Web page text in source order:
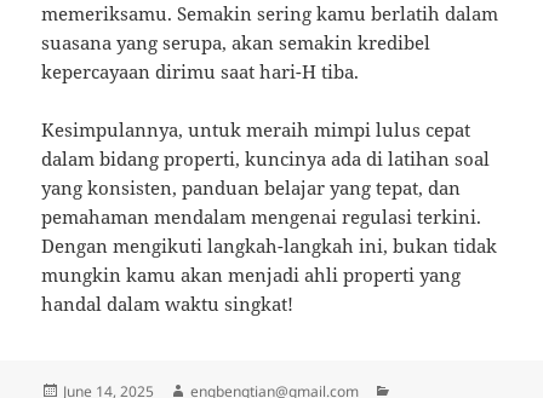
memeriksamu. Semakin sering kamu berlatih dalam
suasana yang serupa, akan semakin kredibel
kepercayaan dirimu saat hari-H tiba.
Kesimpulannya, untuk meraih mimpi lulus cepat
dalam bidang properti, kuncinya ada di latihan soal
yang konsisten, panduan belajar yang tepat, dan
pemahaman mendalam mengenai regulasi terkini.
Dengan mengikuti langkah-langkah ini, bukan tidak
mungkin kamu akan menjadi ahli properti yang
handal dalam waktu singkat!
Posted
June 14, 2025 Author
engbengtian@gmail.com